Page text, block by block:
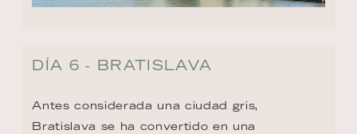
DÍA 6 - BRATISLAVA
Antes considerada una ciudad gris,
Bratislava se ha convertido en una